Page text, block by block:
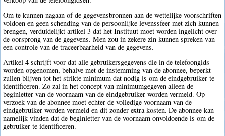
Om te kunnen nagaan of de gegevensbronnen aan de wettelijke voorschriften
voldoen en geen schending van de persoonlijke levenssfeer met zich kunnen
brengen, verduidelijkt artikel 3 dat het Instituut moet worden ingelicht over
de oorsprong van de gegevens. Men zou in zekere zin kunnen spreken van
een controle van de traceerbaarheid van de gegevens.
Artikel 4 schrijft voor dat alle gebruikersgegevens die in de telefoongids
worden opgenomen, behalve met de instemming van de abonnee, beperkt
zullen blijven tot het strikte minimum dat nodig is om de eindgebruiker te
identificeren. Zo zal in het concept van minimumgegeven alleen de
beginletter van de voornaam van de eindgebruiker worden vermeld. Op
verzoek van de abonnee moet echter de volledige voornaam van de
eindgebruiker worden vermeld en dit zonder extra kosten. De abonnee kan
namelijk vinden dat de beginletter van de voornaam onvoldoende is om de
gebruiker te identificeren.